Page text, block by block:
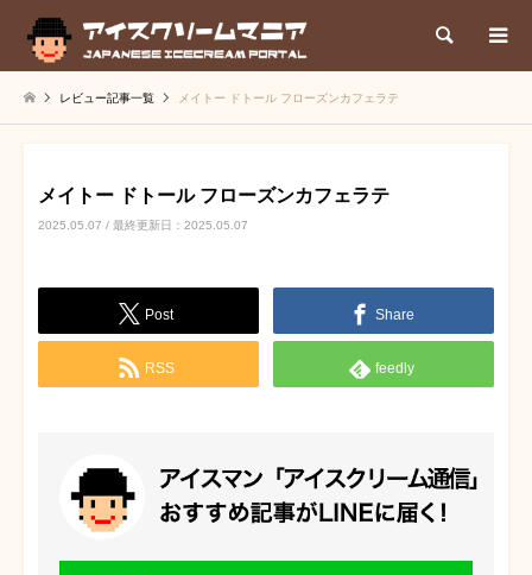
検索
レビュー記事一覧 メイトー ドトール フローズンカフェラテ
メイトー ドトール フローズンカフェラテ
2025.05.07 / 最終更新日：2025.05.07
Post Share
RSS feedly